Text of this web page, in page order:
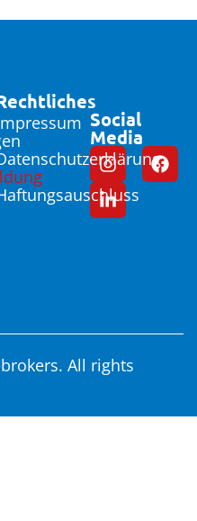
Social
Media
All rights